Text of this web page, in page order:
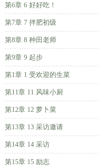
第6章 6 好好吃！
第7章 7 拌肥初级
第8章 8 种田老师
第9章 9 起步
第1章 1 受欢迎的生菜
第11章 11 风味小厨
第12章 12 萝卜菜
第13章 13 采访邀请
第14章 14 采访
第15章 15 励志